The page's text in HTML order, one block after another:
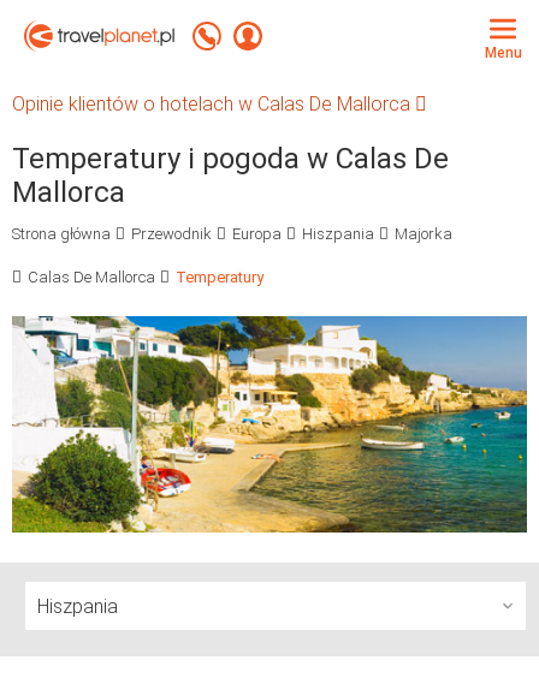
Travelplanet.pl
Zadzwoń +48 71 771 76 55
Zaloguj się
Menu
Opinie klientów o hotelach w Calas De Mallorca
Temperatury i pogoda w Calas De
Mallorca
Strona główna Przewodnik Europa Hiszpania Majorka
Calas De Mallorca Temperatury